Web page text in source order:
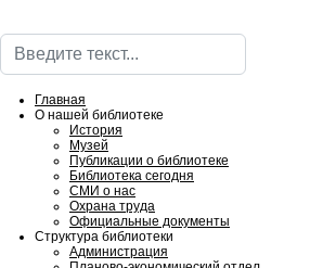
Поиск
Главная
О нашей библиотеке
История
Музей
Публикации о библиотеке
Библиотека сегодня
СМИ о нас
Охрана труда
Официальные документы
Структура библиотеки
Администрация